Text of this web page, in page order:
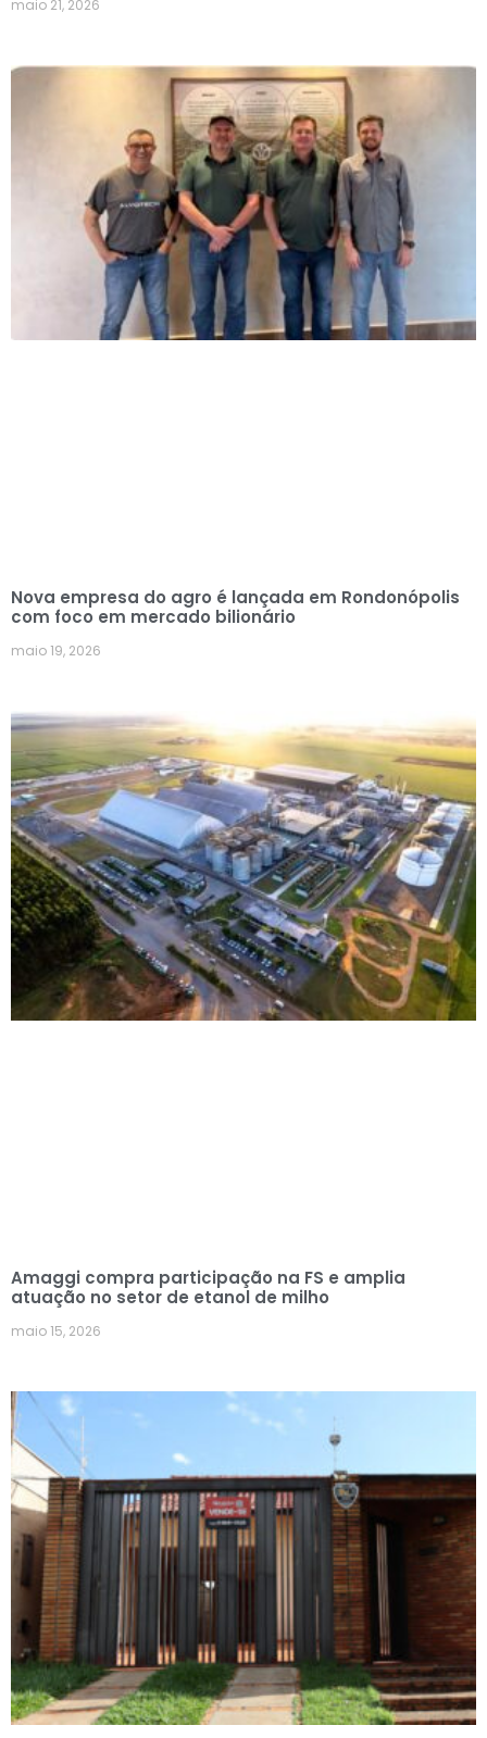
maio 21, 2026
Nova empresa do agro é lançada em Rondonópolis
com foco em mercado bilionário
maio 19, 2026
Amaggi compra participação na FS e amplia
atuação no setor de etanol de milho
maio 15, 2026